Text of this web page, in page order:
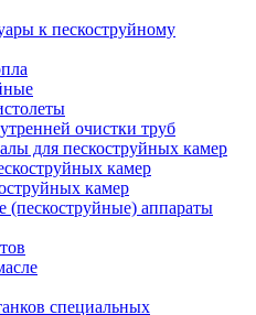
к пескоструйному
очистки труб
для пескоструйных камер
камер
камер
(пескоструйные) аппараты
специальных